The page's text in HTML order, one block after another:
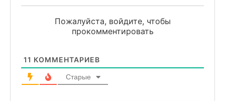
Пожалуйста, войдите, чтобы
прокомментировать
11 КОММЕНТАРИЕВ
Старые